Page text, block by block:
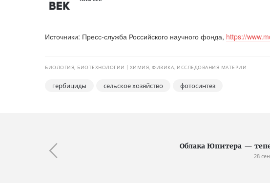
Источники: Пресс-служба Российского научного фонда, https://
БИОЛОГИЯ, БИОТЕХНОЛОГИИ ХИМИЯ, ФИЗИКА, ИССЛЕДОВАНИЯ МАТЕРИИ
гербициды сельское хозяйство фотосинтез
Облака Юпитера —
28